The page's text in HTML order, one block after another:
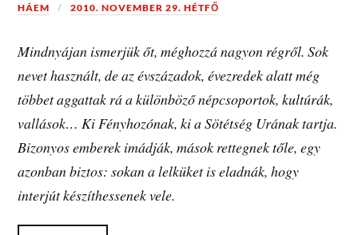
HÁEM 2010. NOVEMBER 29. HÉTFŐ
Mindnyájan ismerjük őt, méghozzá nagyon régről. Sok
nevet használt, de az évszázadok, évezredek alatt még
többet aggattak rá a különböző népcsoportok, kultúrák,
vallások… Ki Fényhozónak, ki a Sötétség Urának tartja.
Bizonyos emberek imádják, mások rettegnek tőle, egy
azonban biztos: sokan a lelküket is eladnák, hogy
interjút készíthessenek vele.